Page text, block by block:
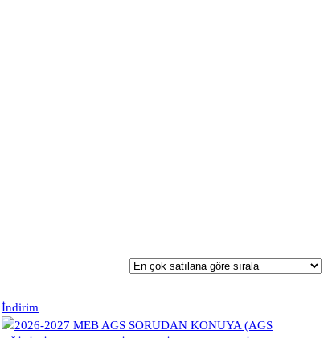
İndirim